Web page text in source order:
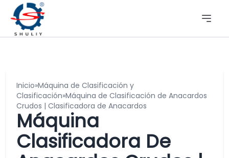
Inicio»Máquina de Clasificación y
Clasificación»Máquina de Clasificación de Anacardos
Crudos | Clasificadora de Anacardos
Máquina
Clasificadora De